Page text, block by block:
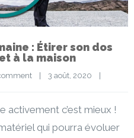
: Étirer son dos
à la maison
| 3 août, 2020 |
activement c’est mieux !
qui pourra évoluer